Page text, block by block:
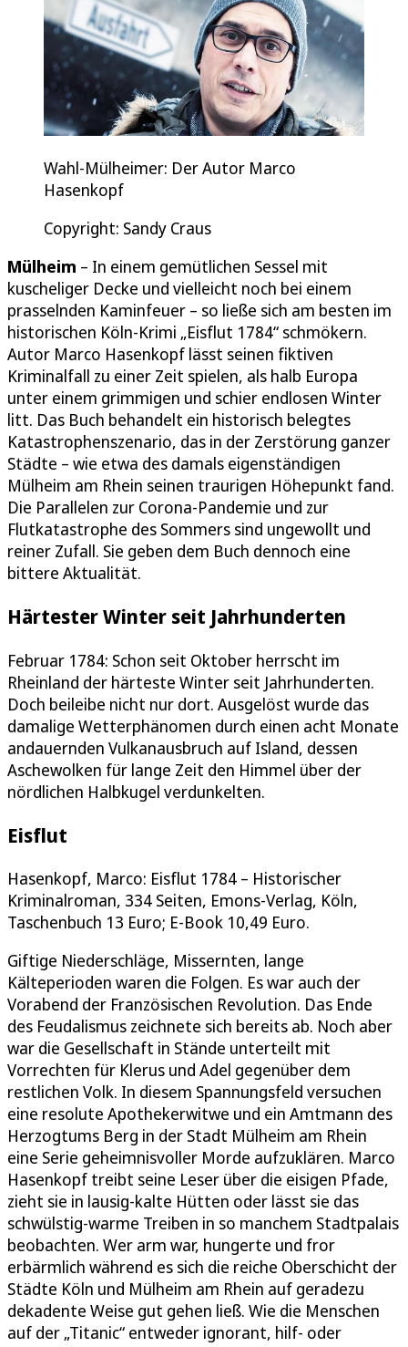
Wahl-Mülheimer: Der Autor Marco
Hasenkopf
Copyright: Sandy Craus
Mülheim – In einem gemütlichen Sessel mit
kuscheliger Decke und vielleicht noch bei einem
prasselnden Kaminfeuer – so ließe sich am besten im
historischen Köln-Krimi „Eisflut 1784“ schmökern.
Autor Marco Hasenkopf lässt seinen fiktiven
Kriminalfall zu einer Zeit spielen, als halb Europa
unter einem grimmigen und schier endlosen Winter
litt. Das Buch behandelt ein historisch belegtes
Katastrophenszenario, das in der Zerstörung ganzer
Städte – wie etwa des damals eigenständigen
Mülheim am Rhein seinen traurigen Höhepunkt fand.
Die Parallelen zur Corona-Pandemie und zur
Flutkatastrophe des Sommers sind ungewollt und
reiner Zufall. Sie geben dem Buch dennoch eine
bittere Aktualität.
Härtester Winter seit Jahrhunderten
Februar 1784: Schon seit Oktober herrscht im
Rheinland der härteste Winter seit Jahrhunderten.
Doch beileibe nicht nur dort. Ausgelöst wurde das
damalige Wetterphänomen durch einen acht Monate
andauernden Vulkanausbruch auf Island, dessen
Aschewolken für lange Zeit den Himmel über der
nördlichen Halbkugel verdunkelten.
Eisflut
Hasenkopf, Marco: Eisflut 1784 – Historischer
Kriminalroman, 334 Seiten, Emons-Verlag, Köln,
Taschenbuch 13 Euro; E-Book 10,49 Euro.
Giftige Niederschläge, Missernten, lange
Kälteperioden waren die Folgen. Es war auch der
Vorabend der Französischen Revolution. Das Ende
des Feudalismus zeichnete sich bereits ab. Noch aber
war die Gesellschaft in Stände unterteilt mit
Vorrechten für Klerus und Adel gegenüber dem
restlichen Volk. In diesem Spannungsfeld versuchen
eine resolute Apothekerwitwe und ein Amtmann des
Herzogtums Berg in der Stadt Mülheim am Rhein
eine Serie geheimnisvoller Morde aufzuklären. Marco
Hasenkopf treibt seine Leser über die eisigen Pfade,
zieht sie in lausig-kalte Hütten oder lässt sie das
schwülstig-warme Treiben in so manchem Stadtpalais
beobachten. Wer arm war, hungerte und fror
erbärmlich während es sich die reiche Oberschicht der
Städte Köln und Mülheim am Rhein auf geradezu
dekadente Weise gut gehen ließ. Wie die Menschen
auf der „Titanic“ entweder ignorant, hilf- oder